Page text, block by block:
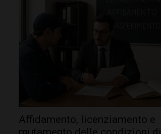
Affidamento, licenziamento e